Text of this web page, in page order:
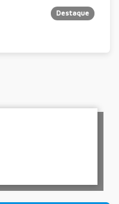
Destaque